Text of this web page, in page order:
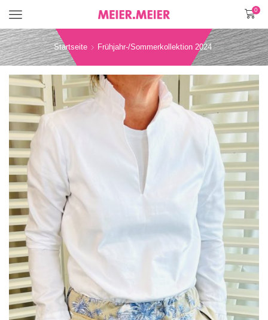
0
Menü
Startseite Frühjahr-/Sommerkollektion 2024